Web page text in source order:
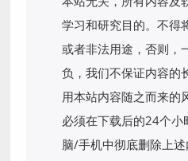
学习和研究目的。不得
或者非法用途，否则，
负，我们不保证内容的
用本站内容随之而来的
必须在下载后的24个小
脑/手机中彻底删除上